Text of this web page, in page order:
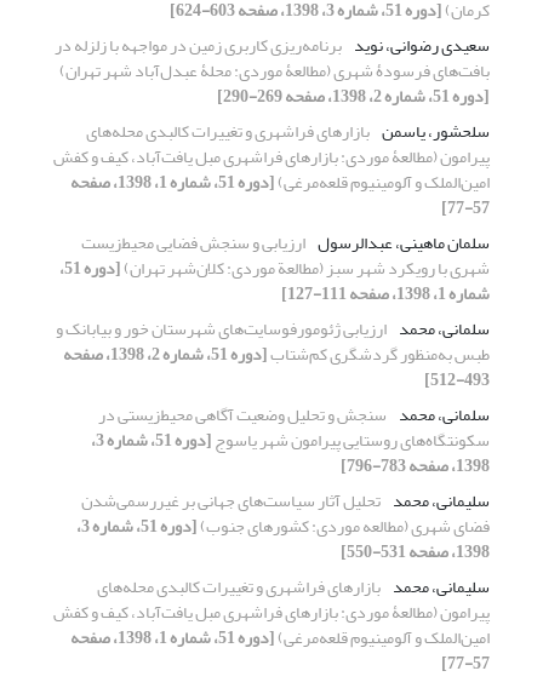
کرمان)[دوره 51، شماره 3، 1398، صفحه 603-624]
سعیدی رضوانی، نوید برنامه‌ریزی کاربری زمین در مواجهه با زلزله در
بافت‌های فرسودۀ شهری (مطالعۀ موردی: محلۀ عبدل‌آباد شهر تهران)
[دوره 51، شماره 2، 1398، صفحه 269-290]
سلحشور، یاسمن بازارهای فراشهری و تغییرات کالبدی محله‌های
پیرامون (مطالعۀ موردی: بازارهای فراشهری مبل یافت‌آباد، کیف و کفش
امین‌الملک و آلومینیوم قلعه‌مرغی) [دوره 51، شماره 1، 1398، صفحه
57-77]
سلمان ماهینی، عبدالرسول ارزیابی و سنجش فضایی محیط‌زیست
شهری با رویکرد شهر سبز (مطالعة موردی: کلان‌شهر تهران) [دوره 51،
شماره 1، 1398، صفحه 111-127]
سلمانی، محمد ارزیابی ژئومورفوسایت‌های شهرستان خور و بیابانک و
طبس به‌منظور گردشگری کم‌شتاب [دوره 51، شماره 2، 1398، صفحه
493-512]
سلمانی، محمد سنجش و تحلیل وضعیت آگاهی محیط‌زیستی در
سکونتگاه‌های روستایی پیرامون شهر یاسوج [دوره 51، شماره 3،
1398، صفحه 783-796]
سلیمانی، محمد تحلیل آثار سیاست‌های جهانی بر غیررسمی‌شدن
فضای شهری (مطالعه موردی: کشورهای جنوب) [دوره 51، شماره 3،
1398، صفحه 531-550]
سلیمانی، محمد بازارهای فراشهری و تغییرات کالبدی محله‌های
پیرامون (مطالعۀ موردی: بازارهای فراشهری مبل یافت‌آباد، کیف و کفش
امین‌الملک و آلومینیوم قلعه‌مرغی) [دوره 51، شماره 1، 1398، صفحه
57-77]